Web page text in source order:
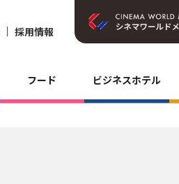
採用情報
フード ビジネスホテル